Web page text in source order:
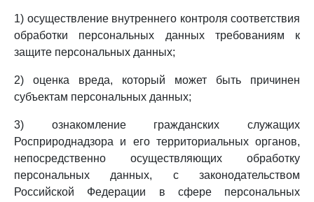
1) осуществление внутреннего контроля соответствия
обработки персональных данных требованиям к
защите персональных данных;
2) оценка вреда, который может быть причинен
субъектам персональных данных;
3) ознакомление гражданских служащих
Росприроднадзора и его территориальных органов,
непосредственно осуществляющих обработку
персональных данных, с законодательством
Российской Федерации в сфере персональных